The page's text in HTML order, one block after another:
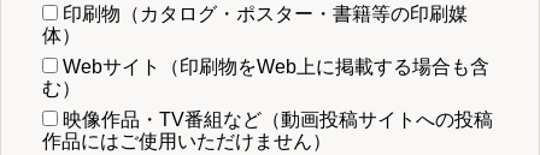
印刷物（カタログ・ポスター・書籍等の印刷媒
体）
Webサイト（印刷物をWeb上に掲載する場合も含
む）
映像作品・TV番組など（動画投稿サイトへの投稿
作品にはご使用いただけません）